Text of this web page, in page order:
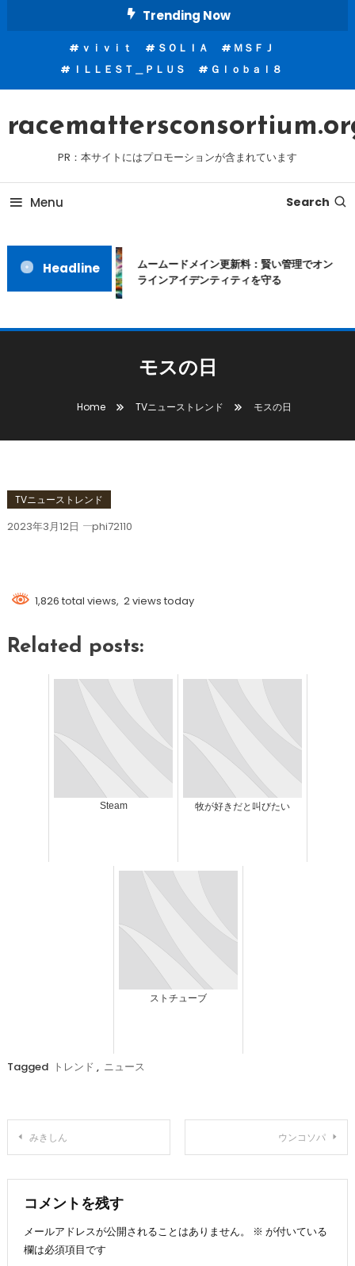
Trending Now
ｖｉｖｉｔ ＳＯＬＩＡ
ＭＳＦＪ
ＩＬＬＥＳＴ＿ＰＬＵＳ
Ｇｌｏｂａｌ８
PR：本サイトにはプロモーションが含まれています
Menu Search
Headline
ムームードメイン更新料：賢い管理でオン
ラインアイデンティティを守る
モスの日
Home TVニューストレンド モスの日
TVニューストレンド
2023年3月12日 phi72110
1,826 total views, 2 views today
Related posts:
Steam 牧が好きだと叫びたい
ストチューブ
Tagged トレンド , ニュース
投
稿
ナ
ビ
みきしん ウンコソパ
コメントを残す
メールアドレスが公開されることはありません。
※ が付いている
欄は必須項目です